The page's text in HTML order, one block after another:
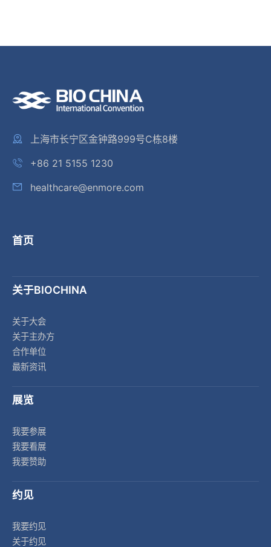
上海市长宁区金钟路999号C栋8楼
+86 21 5155 1230
healthcare@enmore.com
首页
关于BIOCHINA
关于大会
关于主办方
合作单位
最新资讯
展览
我要参展
我要看展
我要赞助
约见
我要约见
关于约见